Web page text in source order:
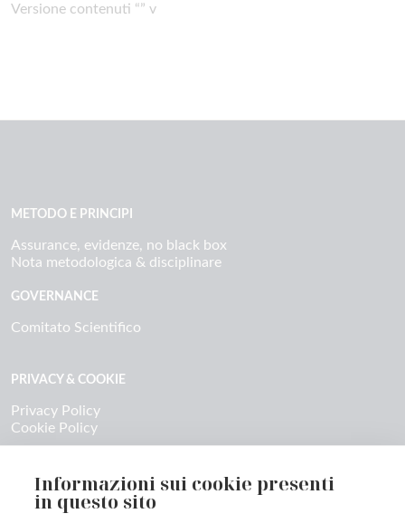
Informazioni sui cookie presenti
in questo sito
Versione contenuti “” v
METODO E PRINCIPI
Assurance, evidenze, no black box
Nota metodologica & disciplinare
GOVERNANCE
Comitato Scientifico
PRIVACY & COOKIE
Privacy Policy
Cookie Policy
Contatti & richieste stampa
Ecosistema / Marketplace PackInPro